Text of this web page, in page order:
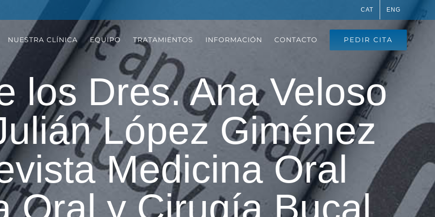
CAT ENG
NUESTRA CLÍNICA EQUIPO TRATAMIENTOS INFORMACIÓN CONTACTO PEDIR CITA
los Dres. Ana Veloso
López Giménez
Medicina Oral
Oral y Cirugía Bucal